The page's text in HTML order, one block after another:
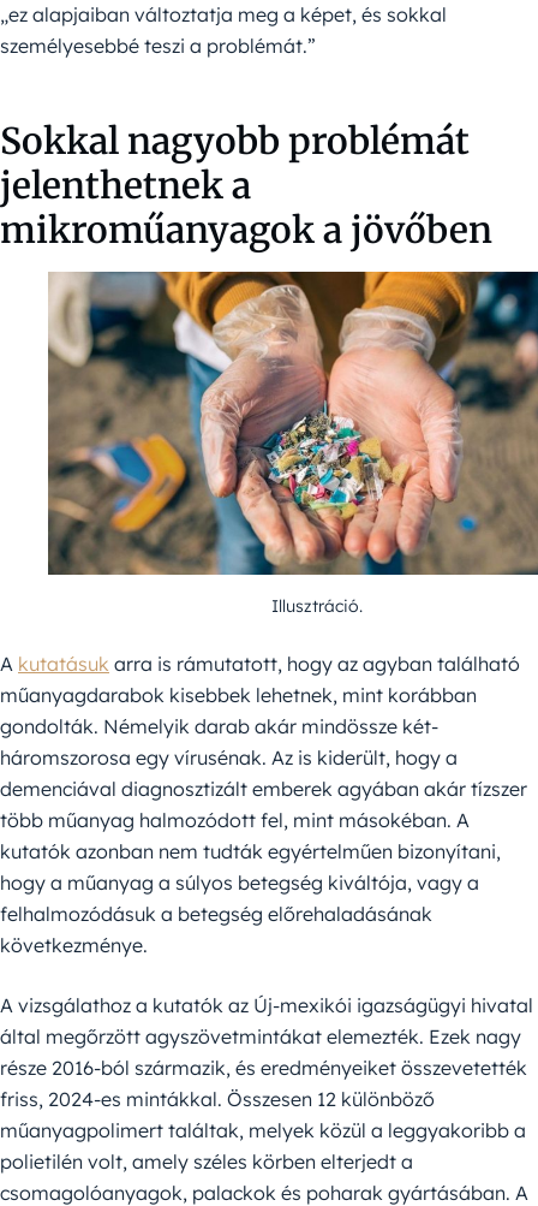
„ez alapjaiban változtatja meg a képet, és sokkal
személyesebbé teszi a problémát.”
Sokkal nagyobb problémát
jelenthetnek a
mikroműanyagok a jövőben
Illusztráció.
A kutatásuk arra is rámutatott, hogy az agyban található
műanyagdarabok kisebbek lehetnek, mint korábban
gondolták. Némelyik darab akár mindössze két-
háromszorosa egy vírusénak. Az is kiderült, hogy a
demenciával diagnosztizált emberek agyában akár tízszer
több műanyag halmozódott fel, mint másokéban. A
kutatók azonban nem tudták egyértelműen bizonyítani,
hogy a műanyag a súlyos betegség kiváltója, vagy a
felhalmozódásuk a betegség előrehaladásának
következménye.
A vizsgálathoz a kutatók az Új-mexikói igazságügyi hivatal
által megőrzött agyszövetmintákat elemezték. Ezek nagy
része 2016-ból származik, és eredményeiket összevetették
friss, 2024-es mintákkal. Összesen 12 különböző
műanyagpolimert találtak, melyek közül a leggyakoribb a
polietilén volt, amely széles körben elterjedt a
csomagolóanyagok, palackok és poharak gyártásában. A